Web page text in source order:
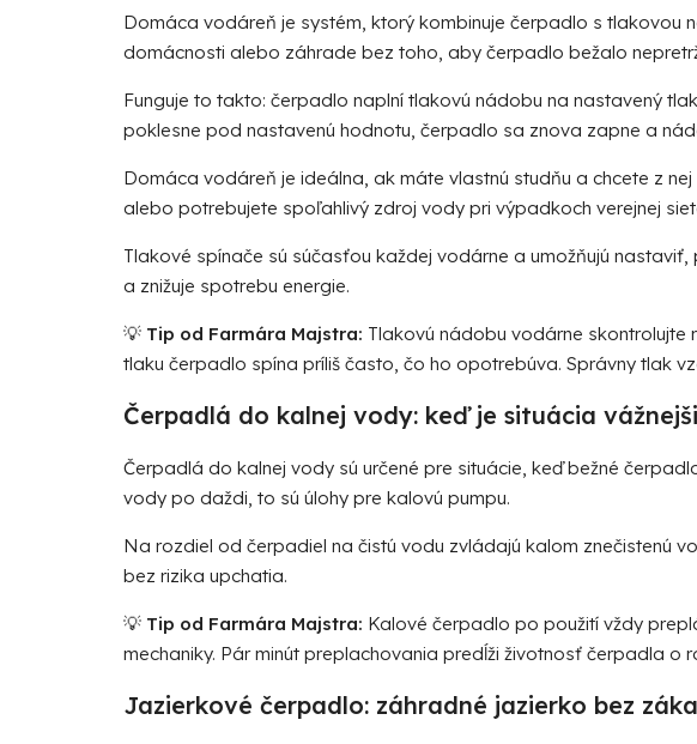
Domáca vodáreň je systém, ktorý kombinuje čerpadlo s tlakovou
domácnosti alebo záhrade bez toho, aby čerpadlo bežalo
Funguje to takto: čerpadlo naplní tlakovú nádobu na nastavený
poklesne pod nastavenú hodnotu, čerpadlo sa znova zapne a
Domáca vodáreň je ideálna, ak máte vlastnú studňu a chcete z
alebo potrebujete spoľahlivý zdroj vody pri výpadkoch verejnej
Tlakové spínače sú súčasťou každej vodárne a umožňujú
a znižuje spotrebu energie.
💡 Tip od Farmára Majstra: Tlakovú nádobu vodárne skontrolujte
tlaku čerpadlo spína príliš často, čo ho opotrebúva. Správny tlak
Čerpadlá do kalnej vody: keď je situácia
Čerpadlá do kalnej vody sú určené pre situácie, keď bežné
vody po daždi, to sú úlohy pre kalovú pumpu.
Na rozdiel od čerpadiel na čistú vodu zvládajú kalom znečistenú
bez rizika upchatia.
💡 Tip od Farmára Majstra: Kalové čerpadlo po použití vždy
mechaniky. Pár minút preplachovania predĺži životnosť čerpadla o
Jazierkové čerpadlo: záhradné jazierko bez